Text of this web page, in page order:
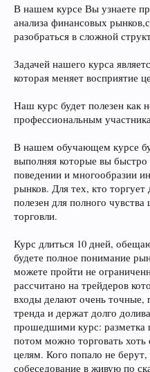
В нашем курсе Вы узнаете
анализа финансовых
разобраться в сложной
Задачей нашего курса
которая меняет восприятие
Наш курс будет полезен как
профессиональным
В нашем обучающем курсе
выполняя которые вы
поведении и многообразии
рынков. Для тех, кто торгует
полезен для полного
торговли.
Курс длиться 10 дней,
будете полное понимание
можете пройти не
рассчитано на трейдеров
входы делают очень точные,
тренда и держат долго
прошедшими курс: разметка
потом можно торговать
целям. Кого попало не
собеседование в живую по